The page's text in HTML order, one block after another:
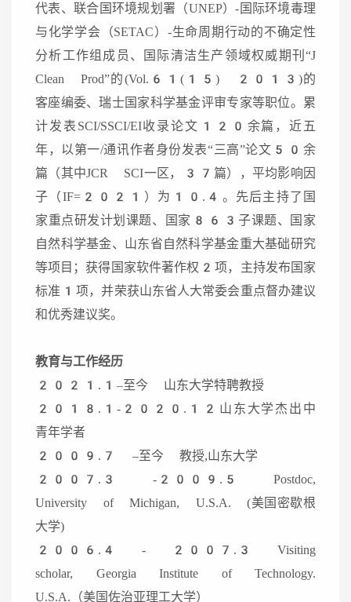
代表、联合国环境规划署（UNEP）-国际环境毒理
与化学学会（SETAC）-生命周期行动的不确定性
分析工作组成员、国际清洁生产领域权威期刊“J
Clean Prod”的(Vol.61(15) 2013)的
客座编委、瑞士国家科学基金评审专家等职位。累
计发表SCI/SSCI/EI收录论文120余篇，近五
年，以第一/通讯作者身份发表“三高”论文50余
篇（其中JCR SCI一区，37篇），平均影响因
子（IF=2021）为10.4。先后主持了国
家重点研发计划课题、国家863子课题、国家
自然科学基金、山东省自然科学基金重大基础研究
等项目；获得国家软件著作权2项，主持发布国家
标准1项，并荣获山东省人大常委会重点督办建议
和优秀建议奖。
教育与工作经历
2021.1–至今 山东大学特聘教授
2018.1-2020.12山东大学杰出中
青年学者
2009.7 –至今 教授,山东大学
2007.3 -2009.5 Postdoc,
University of Michigan, U.S.A. (美国密歇根
大学)
2006.4 - 2007.3 Visiting
scholar, Georgia Institute of Technology.
U.S.A.（美国佐治亚理工大学）